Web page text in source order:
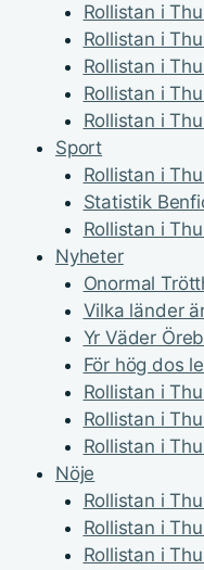
Rollistan i
Rollistan i
Rollistan i
Rollistan i
Rollistan i
Sport
Rollistan i
Statistik
Rollistan i
Nyheter
Onormal
Vilka länder
Yr Väder
För hög dos
Rollistan i
Rollistan i
Rollistan i
Nöje
Rollistan i
Rollistan i
Rollistan i